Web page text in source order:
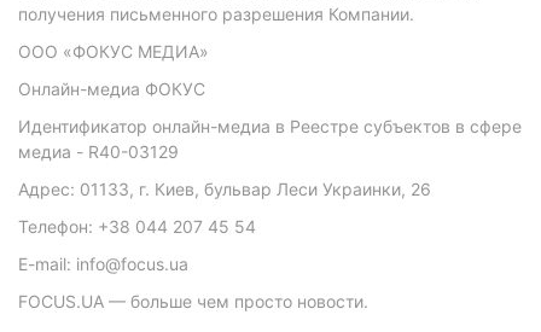
получения письменного разрешения Компании.
ООО «ФОКУС МЕДИА»
Онлайн-медиа ФОКУС
Идентификатор онлайн-медиа в Реестре субъектов в сфере
медиа - R40-03129
Адрес: 01133, г. Киев, бульвар Леси Украинки, 26
Телефон: +38 044 207 45 54
E-mail: info@focus.ua
FOCUS.UA — больше чем просто новости.